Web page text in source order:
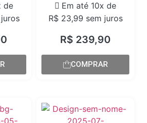
de
R$ 239,90
Em até 10x de
R$23,99 sem juros
COMPRAR